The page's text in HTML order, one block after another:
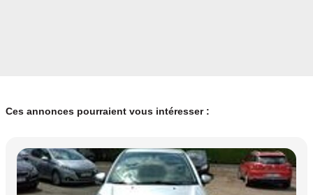
Ces annonces pourraient vous intéresser :